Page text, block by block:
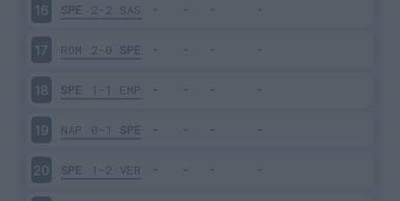
16 SPE 2-2 SAS
17 ROM 2-0 SPE
18 SPE 1-1 EMP
19 NAP 0-1 SPE
20 SPE 1-2 VER